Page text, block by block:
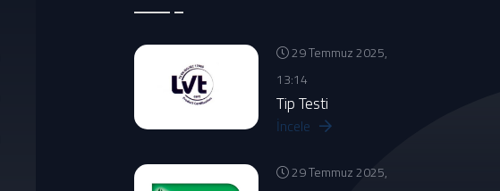
29 Temmuz 2025,
13:14
Tip Testi
İncele
29 Temmuz 2025,